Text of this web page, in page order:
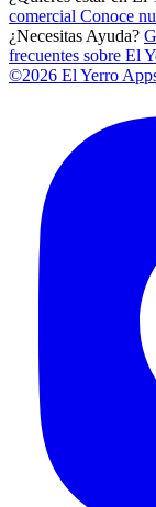
comercial Conoce
¿Necesitas Ayuda?
frecuentes sobre El
©2026 El Yerro